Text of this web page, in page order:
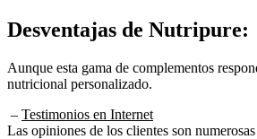
Desventajas de Nutripure:
Aunque esta gama de complementos
nutricional personalizado.
– Testimonios en Internet
Las opiniones de los clientes son